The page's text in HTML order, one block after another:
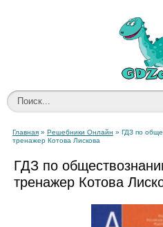
Главная » Решебники Онлайн » ГДЗ по
тренажер Котова Лискова
ГДЗ по
тренажер Котова